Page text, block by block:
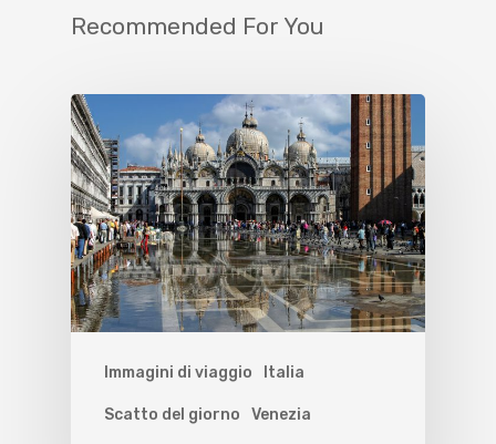
Recommended For You
Immagini di viaggio Italia
Scatto del giorno Venezia